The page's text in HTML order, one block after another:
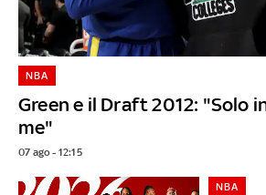
Green e il Draft 2012: "Solo
me"
NBA
07 ago - 12:15
NBA